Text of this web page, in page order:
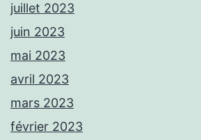
juillet 2023
juin 2023
mai 2023
avril 2023
mars 2023
février 2023